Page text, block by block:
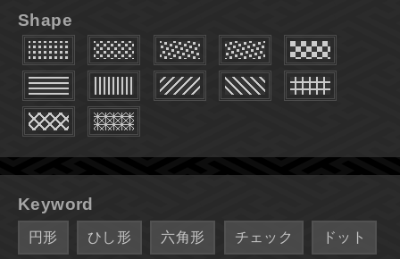
Shape
Keyword
円形 ひし形 六角形 チェック ドット